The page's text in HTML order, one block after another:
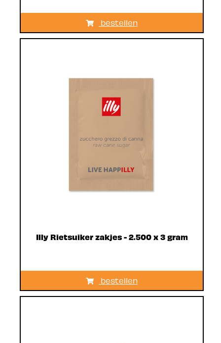
bestellen
Illy Rietsuiker zakjes - 2.500 x 3 gram
bestellen